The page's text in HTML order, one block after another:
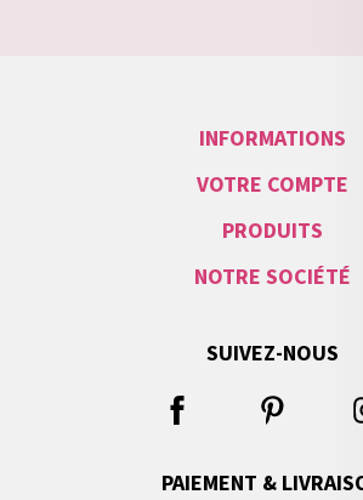
INFORMATIONS
VOTRE COMPTE
PRODUITS
NOTRE SOCIÉTÉ
SUIVEZ-NOUS
PAIEMENT &